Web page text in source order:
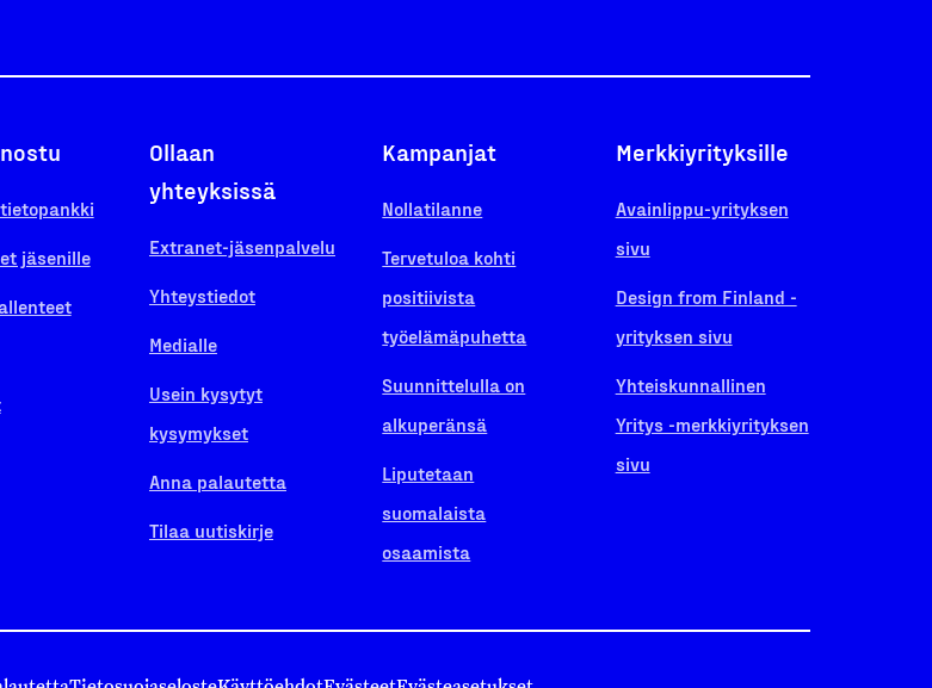
jäsenille
Ollaan
yhteyksissä
Extranet-jäsenpalvelu
Yhteystiedot
Medialle
Usein kysytyt
kysymykset
Anna palautetta
Tilaa uutiskirje
Kampanjat
Nollatilanne
Tervetuloa kohti
positiivista
työelämäpuhetta
Suunnittelulla on
alkuperänsä
Liputetaan
suomalaista
osaamista
Merkkiyrityksille
Avainlippu-yrityksen
sivu
Design from Finland -
yrityksen sivu
Yhteiskunnallinen
Yritys -merkkiyrityksen
sivu